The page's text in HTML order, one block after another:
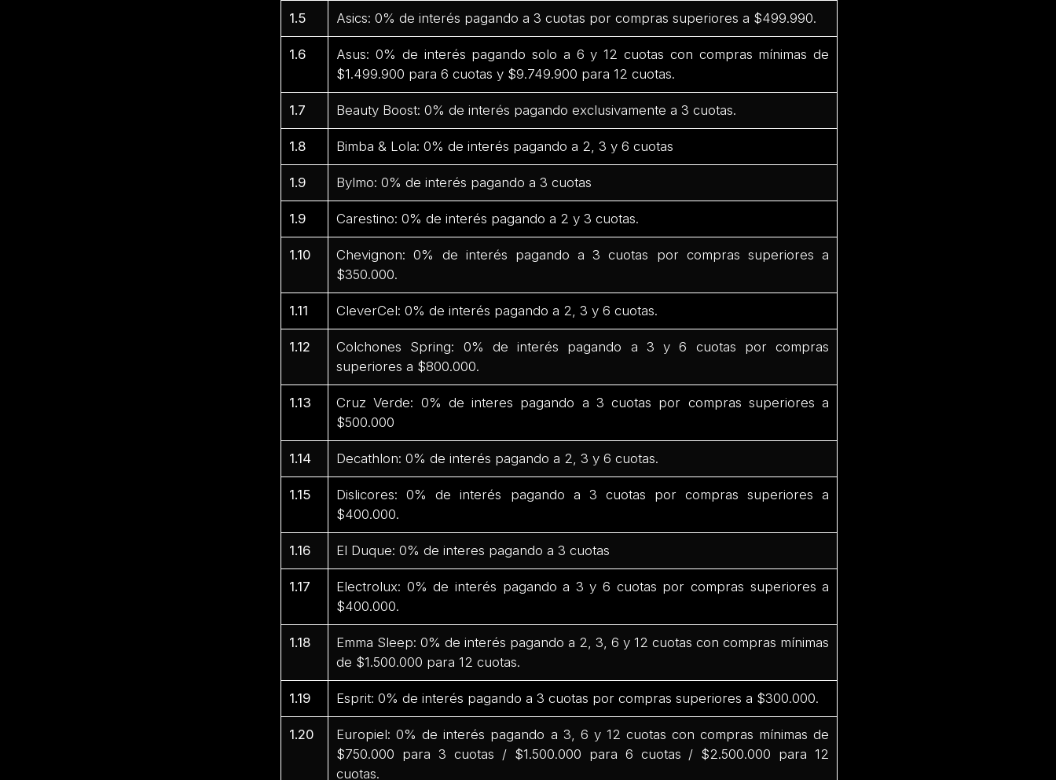
1.5 Asics: 0% de interés pagando a 3 cuotas por compras superiores a $499.990.
1.6
Asus: 0% de interés pagando solo a 6 y 12 cuotas con compras mínimas de
$1.499.900 para 6 cuotas y $9.749.900 para 12 cuotas.
1.7 Beauty Boost: 0% de interés pagando exclusivamente a 3 cuotas.
1.8 Bimba & Lola: 0% de interés pagando a 2, 3 y 6 cuotas
1.9 Bylmo: 0% de interés pagando a 3 cuotas
1.9 Carestino: 0% de interés pagando a 2 y 3 cuotas.
1.10
Chevignon: 0% de interés pagando a 3 cuotas por compras superiores a
$350.000.
1.11 CleverCel: 0% de interés pagando a 2, 3 y 6 cuotas.
1.12
Colchones Spring: 0% de interés pagando a 3 y 6 cuotas por compras
superiores a $800.000.
1.13
Cruz Verde: 0% de interes pagando a 3 cuotas por compras superiores a
$500.000
1.14 Decathlon: 0% de interés pagando a 2, 3 y 6 cuotas.
1.15
Dislicores: 0% de interés pagando a 3 cuotas por compras superiores a
$400.000.
1.16 El Duque: 0% de interes pagando a 3 cuotas
1.17
Electrolux: 0% de interés pagando a 3 y 6 cuotas por compras superiores a
$400.000.
1.18
Emma Sleep: 0% de interés pagando a 2, 3, 6 y 12 cuotas con compras mínimas
de $1.500.000 para 12 cuotas.
1.19 Esprit: 0% de interés pagando a 3 cuotas por compras superiores a $300.000.
1.20
Europiel: 0% de interés pagando a 3, 6 y 12 cuotas con compras mínimas de
$750.000 para 3 cuotas / $1.500.000 para 6 cuotas / $2.500.000 para 12
cuotas.